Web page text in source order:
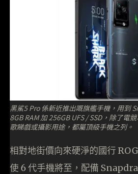
黑鯊5 Pro 係新近推出嘅旗艦手機，用到
8GB RAM 加 256GB UFS / SSD，除了電
歌睇戲或攝影用途，都屬頂級手機之列。
相對地街價向來硬淨的國行
使 6 代手機將至，配備